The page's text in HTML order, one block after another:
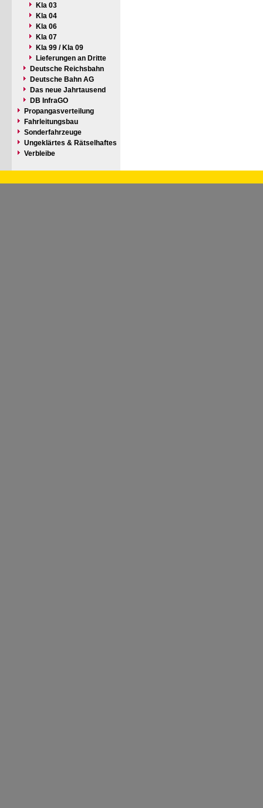
Kla 03
Kla 04
Kla 06
Kla 07
Kla 99 / Kla 09
Lieferungen an Dritte
Deutsche Reichsbahn
Deutsche Bahn AG
Das neue Jahrtausend
DB InfraGO
Propangasverteilung
Fahrleitungsbau
Sonderfahrzeuge
Ungeklärtes & Rätselhaftes
Verbleibe